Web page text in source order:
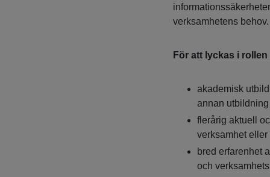
verksamhetens behov.
För att lyckas i
akademisk
annan
flerårig aktuell
verksamhet
bred erfarenhet
och